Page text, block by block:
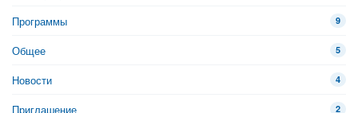
Программы 9
Общее 5
Новости 4
Приглашение 2